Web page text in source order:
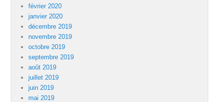
février 2020
janvier 2020
décembre 2019
novembre 2019
octobre 2019
septembre 2019
août 2019
juillet 2019
juin 2019
mai 2019